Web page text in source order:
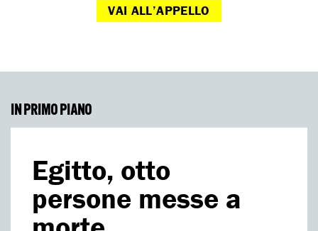
VAI ALL’APPELLO
IN PRIMO PIANO
Egitto, otto
persone messe a